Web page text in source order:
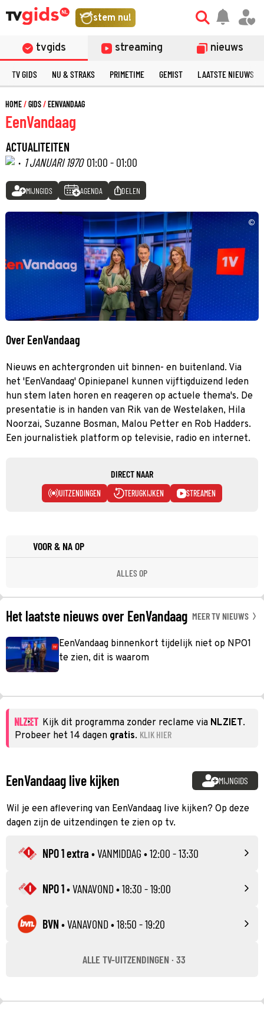
stem nu!
tvgids streaming nieuws
TV GIDS NU & STRAKS PRIMETIME GEMIST LAATSTE NIEUWS
HOME GIDS EENVANDAAG
EenVandaag
ACTUALITEITEN
· 1 JANUARI 1970 01:00 - 01:00
MIJNGIDS AGENDA DELEN
©
Over EenVandaag
Nieuws en achtergronden uit binnen- en buitenland. Via
het 'EenVandaag' Opiniepanel kunnen vijftigduizend leden
hun stem laten horen en reageren op actuele thema's. De
presentatie is in handen van Rik van de Westelaken, Hila
Noorzai, Suzanne Bosman, Malou Petter en Rob Hadders.
Een journalistiek platform op televisie, radio en internet.
DIRECT NAAR
UITZENDINGEN TERUGKIJKEN STREAMEN
VOOR & NA OP
ALLES OP
Het laatste nieuws over EenVandaag MEER TV NIEUWS
EenVandaag binnenkort tijdelijk niet op NPO1
te zien, dit is waarom
Kijk dit programma zonder reclame via NLZIET.
Probeer het 14 dagen gratis. KLIK HIER
EenVandaag live kijken MIJNGIDS
Wil je een aflevering van EenVandaag live kijken? Op deze
dagen zijn de uitzendingen te zien op tv.
NPO 1 extra •VANMIDDAG • 12:00 - 13:30
NPO 1•VANAVOND • 18:30 - 19:00
BVN •VANAVOND • 18:50 - 19:20
ALLE TV-UITZENDINGEN · 33